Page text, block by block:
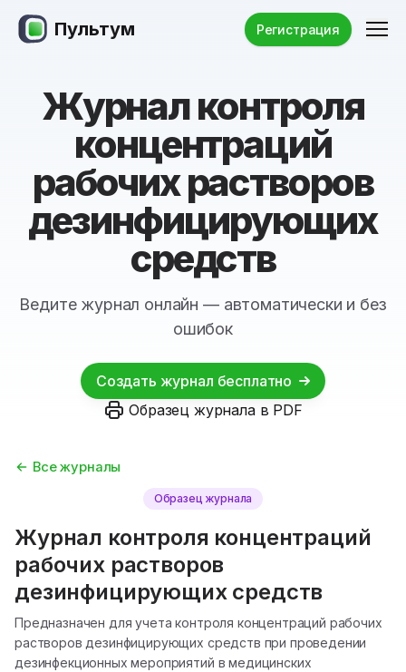
Пультум Регистрация
Журнал контроля
концентраций
рабочих растворов
дезинфицирующих
средств
Ведите журнал онлайн — автоматически и без
ошибок
Создать журнал бесплатно
Образец журнала в PDF
Все журналы
Образец журнала
Журнал контроля концентраций
рабочих растворов
дезинфицирующих средств
Предназначен для учета контроля концентраций рабочих
растворов дезинфицирующих средств при проведении
дезинфекционных мероприятий в медицинских